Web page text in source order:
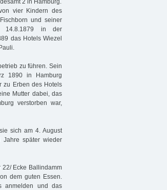
vier Kindern des
und seiner
14.8.1879 in der
das Hotels Wiezel
zu führen. Sein
1890 in Hamburg
zu Erben des Hotels
Mutter dabei, das
verstorben war,
sich am 4. August
Jahre später wieder
Ecke Ballindamm
dem guten Essen.
anmelden und das